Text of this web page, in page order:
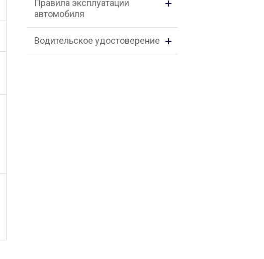
Правила эксплуатации
автомобиля
Водительское удостоверение